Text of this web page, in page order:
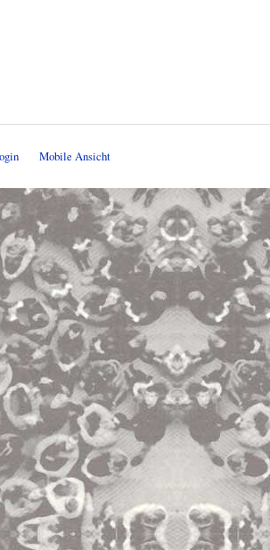
Mobile Ansicht